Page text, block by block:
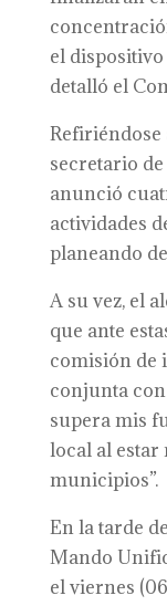
el dispositivo
detalló el
Refiriéndose
secretario
anunció
actividades
planeando
A su vez, el
que ante
comisión de
conjunta
supera mis
local al estar
municipios”.
En la tarde
Mando
el viernes